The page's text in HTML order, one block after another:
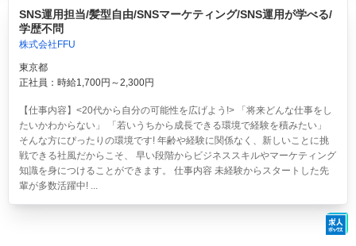
SNS運用担当/髪型自由/SNSマーケティング/SNS運用が学べる/
学歴不問
株式会社FFU
東京都
正社員：時給1,700円～2,300円
【仕事内容】<20代から自分の可能性を広げよう!> 「将来どんな仕事をし
たいかわからない」 「若いうちから成長できる環境で経験を積みたい」
そんな方にぴったりの環境です! 年齢や経験に関係なく、新しいことに挑
戦できる社風だからこそ、 早い段階からビジネススキルやマーケティング
知識を身につけることができます。 仕事内容 未経験からスタートした先
輩が多数活躍中! ...